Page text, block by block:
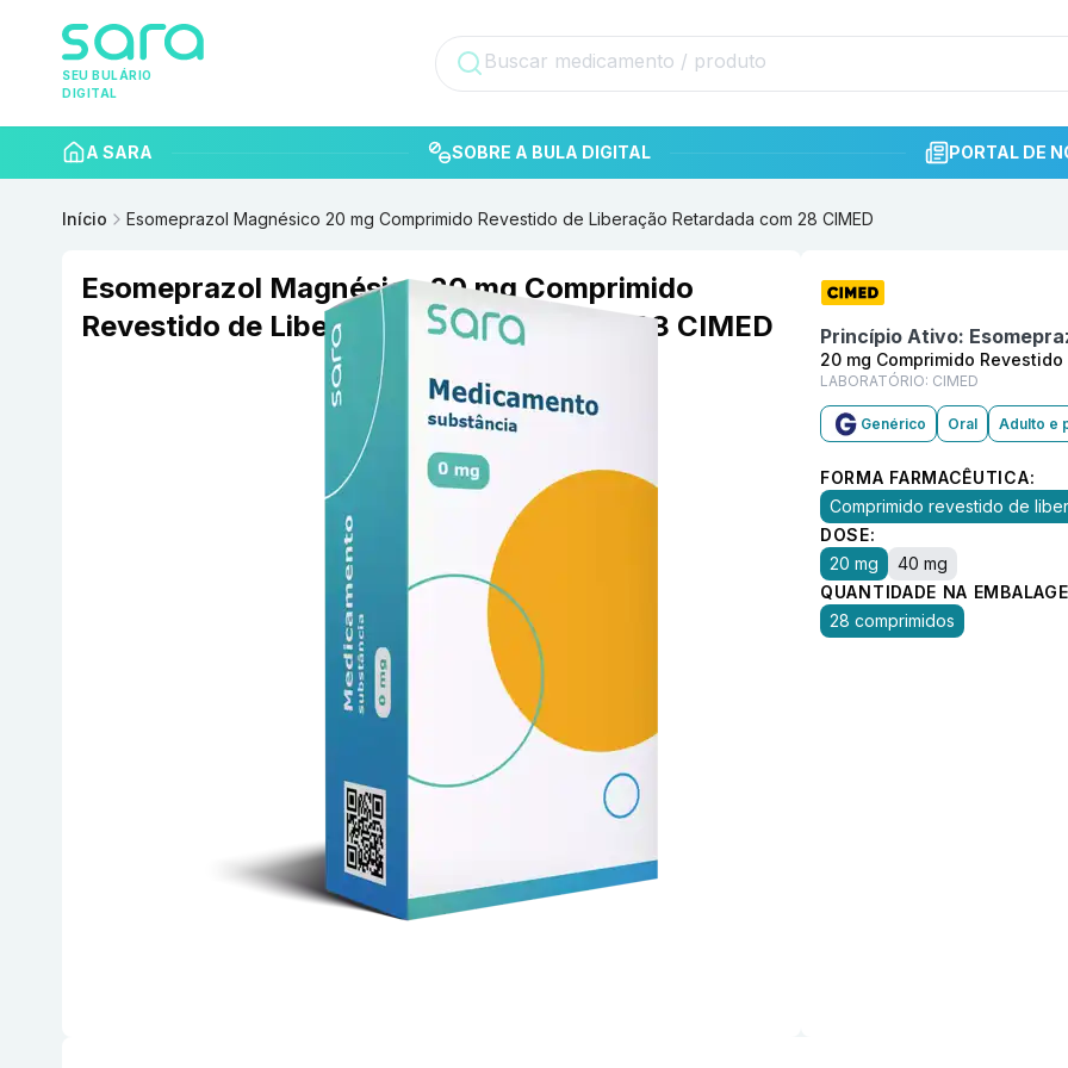
SEU BULÁRIO
DIGITAL
A SARA SOBRE A BULA DIGITAL PORTAL DE
Início Esomeprazol Magnésico 20 mg Comprimido Revestido de Liberação Retardada com 28 CIMED
Esomeprazol Magnésico 20 mg Comprimido
Revestido de Liberação Retardada com 28 CIMED
Princípio Ativo:
20 mg Comprimido
LABORATÓRIO: CIMED
Genérico Oral Adulto e
FORMA FARMACÊUTICA:
Comprimido revestido de
DOSE:
20 mg
40 mg
QUANTIDADE NA
28 comprimidos